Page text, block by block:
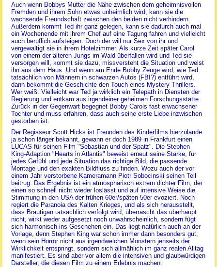
Auch wenn Bobbys Mutter die Nähe zwischen dem geheimnisvollen
Fremden und ihrem Sohn etwas unheimlich wird, kann sie die
wachsende Freundschaft zwischen den beiden nicht verhindern.
Außerdem kommt Ted ihr ganz gelegen, kann sie dadurch auch mal
ein Wochenende mit ihrem Chef auf eine Tagung fahren und vielleicht
auch beruflich aufsteigen. Doch der will nur Sex von ihr und
vergewaltigt sie in ihrem Hotelzimmer. Als kurze Zeit später Carol
von einem der älteren Jungs im Wald überfallen wird und Ted sie
versorgen will, kommt sie dazu, missversteht die Situation und weist
ihn aus dem Haus. Und wenn am Ende Bobby Zeuge wird, wie Ted
tatsächlich von Männern in schwarzen Autos (FBI?) entführt wird,
dann bekommt die Geschichte den Touch eines Mystery-Thrillers.
Wer weiß: Vielleicht war Ted ja wirklich ein Telepath in Diensten der
Regierung und entkam aus irgendeiner geheimen Forschungsstätte.
Zurück in der Gegenwart begegnet Bobby Carols fast erwachsener
Tochter und muss erfahren, dass auch seine erste Liebe inzwischen
gestorben ist.
Der Regisseur Scott Hicks ist Freunden des Kinderfilms hierzulande
ja schon länger bekannt, gewann er doch 1989 in Frankfurt einen
LUCAS für seinen Film "Sebastian und der Spatz". Die Stephen
King-Adaption "Hearts in Atlantis" beweist erneut seine Stärke, für
jedes Gefühl und jede Situation das richtige Bild, die passende
Montage und den exakten Bildfluss zu finden. Wozu auch der vor
einem Jahr verstorbene Kameramann Piotr Sobocinski seinen Teil
beitrug. Das Ergebnis ist ein atmosphärisch extrem dichter Film, der
einen so schnell nicht wieder loslässt und auf intensive Weise die
Stimmung in den USA der frühen 60er/späten 50er evoziert. Noch
regiert die Paranoia des Kalten Krieges, und als sich herausstellt,
dass Brautigan tatsächlich verfolgt wird, überrascht das überhaupt
nicht, wirkt weder aufgesetzt noch unwahrscheinlich, sondern fügt
sich harmonisch ins Geschehen ein. Das liegt natürlich auch an der
Vorlage, denn Stephen King war schon immer dann besonders gut,
wenn sein Horror nicht aus irgendwelchen Monstern jenseits der
Wirklichkeit entspringt, sondern sich allmählich im ganz realen Alltag
manifestiert. Es sind aber vor allem die intensiven und glaubwürdigen
Darsteller, die diesen Film zu einem Erlebnis machen.